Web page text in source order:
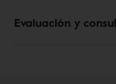
Evaluación y